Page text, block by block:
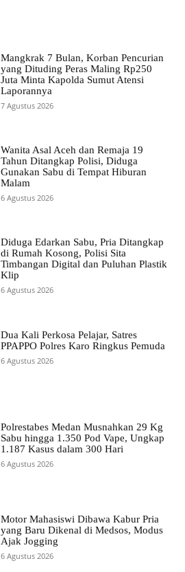
Mangkrak 7 Bulan, Korban Pencurian
yang Dituding Peras Maling Rp250
Juta Minta Kapolda Sumut Atensi
Laporannya
7 Agustus 2026
Wanita Asal Aceh dan Remaja 19
Tahun Ditangkap Polisi, Diduga
Gunakan Sabu di Tempat Hiburan
Malam
6 Agustus 2026
Diduga Edarkan Sabu, Pria Ditangkap
di Rumah Kosong, Polisi Sita
Timbangan Digital dan Puluhan Plastik
Klip
6 Agustus 2026
Dua Kali Perkosa Pelajar, Satres
PPAPPO Polres Karo Ringkus Pemuda
6 Agustus 2026
Polrestabes Medan Musnahkan 29 Kg
Sabu hingga 1.350 Pod Vape, Ungkap
1.187 Kasus dalam 300 Hari
6 Agustus 2026
Motor Mahasiswi Dibawa Kabur Pria
yang Baru Dikenal di Medsos, Modus
Ajak Jogging
6 Agustus 2026